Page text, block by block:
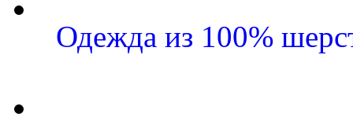
Одежда из 100%